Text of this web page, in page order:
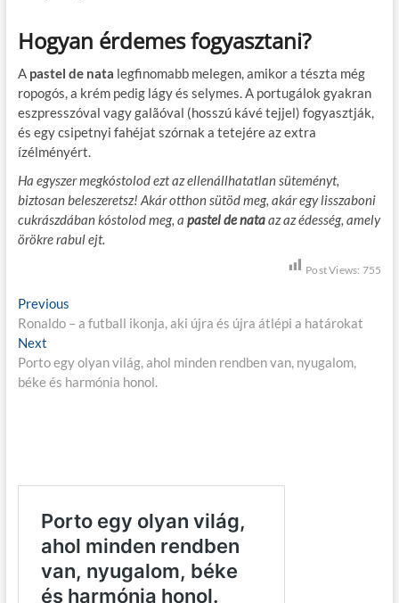
Hogyan érdemes fogyasztani?
A pastel de nata legfinomabb melegen, amikor a tészta még
ropogós, a krém pedig lágy és selymes. A portugálok gyakran
eszpresszóval vagy galãóval (hosszú kávé tejjel) fogyasztják,
és egy csipetnyi fahéjat szórnak a tetejére az extra
ízélményért.
Ha egyszer megkóstolod ezt az ellenállhatatlan süteményt,
biztosan beleszeretsz! Akár otthon sütöd meg, akár egy lisszaboni
cukrászdában kóstolod meg, a pastel de nataaz az édesség, amely
örökre rabul ejt.
Post Views: 755
B
e
j
e
z
Previous
r
v
i
t
:
Ronaldo – a futball ikonja, aki újra és újra átlépi a határokat
Next
e
x
Porto egy olyan világ, ahol minden rendben van, nyugalom,
béke és harmónia honol.